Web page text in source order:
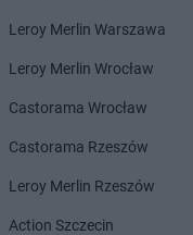
Leroy Merlin Warszawa
Leroy Merlin Wrocław
Castorama Wrocław
Castorama Rzeszów
Leroy Merlin Rzeszów
Action Szczecin